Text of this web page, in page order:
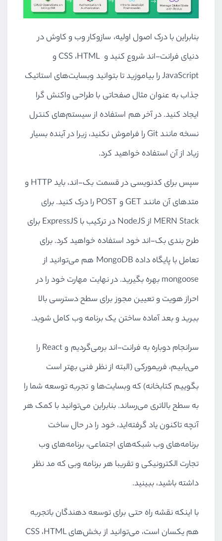
بنابراین با درک اصول اولیه، سازوکار وب و کاوش در
دنیای فرانت-اند شروع کنید و HTML،CSSو
JavaScriptرا بیاموزید تا بتوانید وبسایت‌های استاتیک
جذاب به عنوان مثال صفحاتی با طراحی واکنش گرا
ایجاد کنید. در آخر هم استفاده از سیستمهای کنترل
نسخه مانندGitرا فراموش نکنید، زیرا در آینده بسیار
زیاد از آن استفاده خواهید کرد.
سپس برای کدنویسی در قسمت بک-اند، بایدHTTP و
متدهای آن مانندGETوPOST را درک کنید. برای
MERN Stack ازNodeJSدر ترکیب باExpressJSبرای
طرح بندی بک-اند خود استفاده خواهید کرد. برای
تعامل با پایگاه داده MongoDB هم می‌توانید از
mongooseبهره بگیرید. در نهایت مهارت خود را در
احراز هویت و تعیین مجوز برای سطح دسترسی بالا
ببرید و بعد آماده ساختن یک برنامه وب کامل شوید.
سرانجام دوباره به فرانت-اند برمی‌گردیم وReact را
می‌یابیم، فریمورکی (البته از نظر فنی بهتر است
بگوییم کتابخانه) که وبسایت‌ها و تجربه توسعه شما را
به سطح بالاتری می‌رساند. بنابراین می‌توانید با کمک هر
آنچه تاکنون یاد گرفته‌اید، خود را در حال ساخت
برنامه‌های وب شبکه‌های اجتماعی، برنامه‌های وب
تجارت الکترونیکی و تقریبا هر برنامه وبی که مد نظر
داشته باشید، ببینید.
با اینکه نقشه راه حتی برای توسعه دهندگان باتجربه
هم یکسان است، می‌توانید از بخش‌هایHTML،CSS